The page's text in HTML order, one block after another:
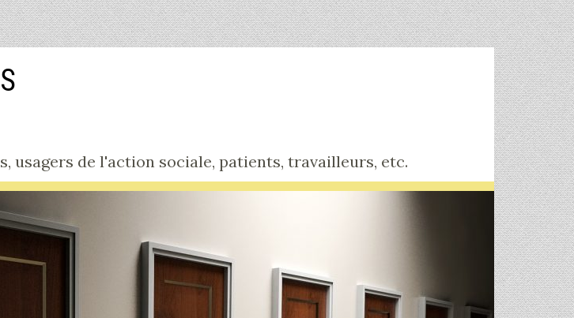
usagers de l'action sociale, patients, travailleurs, etc.